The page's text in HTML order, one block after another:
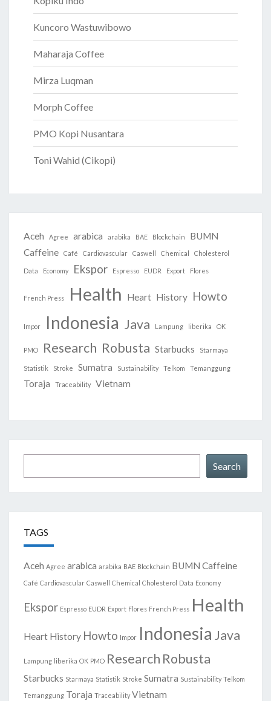
Kuncoro Wastuwibowo
Maharaja Coffee
Mirza Luqman
Morph Coffee
PMO Kopi Nusantara
Toni Wahid (Cikopi)
Aceh Agree arabica arabika BAE Blockchain
BUMN
Caffeine
Café Cardiovascular Caswell Chemical Cholesterol
Data Economy Ekspor Espresso EUDR Export Flores
French Press Health Heart History Howto
Impor Indonesia Java Lampung liberika OK
PMO Research Robusta Starbucks Starmaya
Statistik Stroke Sumatra Sustainability Telkom Temanggung
Toraja Traceability Vietnam
Search
TAGS
Aceh Agree arabica arabika BAE Blockchain BUMN Caffeine
Café Cardiovascular Caswell Chemical Cholesterol Data Economy
Ekspor Espresso EUDR Export Flores French Press Health
Heart History Howto Impor Indonesia Java
Lampung liberika OK PMO Research Robusta
Starbucks Starmaya Statistik Stroke Sumatra Sustainability Telkom
Temanggung Toraja Traceability Vietnam